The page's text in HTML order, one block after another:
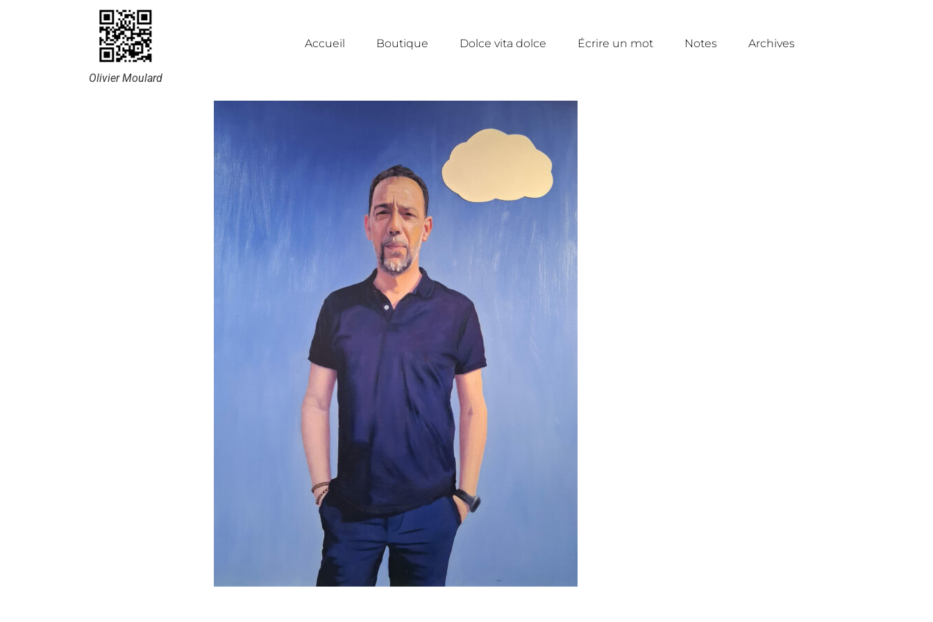
Olivier Moulard
Accueil Boutique Dolce vita dolce Écrire un mot Notes Archives